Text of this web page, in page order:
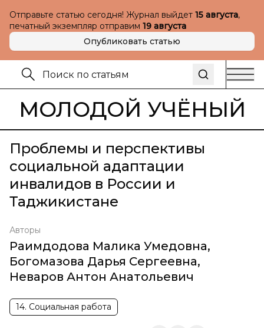
Отправьте статью сегодня! Журнал выйдет 15 августа,
печатный экземпляр отправим 19 августа
Опубликовать статью
МОЛОДОЙ УЧЁНЫЙ
Проблемы и перспективы
социальной адаптации
инвалидов в России и
Таджикистане
Авторы
Раимдодова Малика Умедовна,
Богомазова Дарья Сергеевна,
Неваров Антон Анатольевич
14. Социальная работа